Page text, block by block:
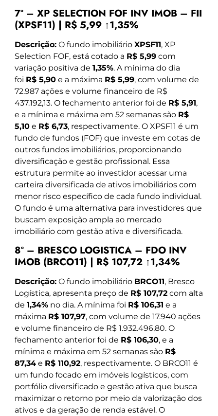
7º – XP SELECTION FOF INV IMOB – FII
(XPSF11) | R$ 5,99 ↑1,35%
Descrição: O fundo imobiliário XPSF11, XP
Selection FOF, está cotado a R$ 5,99 com
variação positiva de 1,35%. A mínima do dia
foi R$ 5,90 e a máxima R$ 5,99, com volume de
72.987 ações e volume financeiro de R$
437.192,13. O fechamento anterior foi de R$ 5,91,
e a mínima e máxima em 52 semanas são R$
5,10 e R$ 6,73, respectivamente. O XPSF11 é um
fundo de fundos (FOF) que investe em cotas de
outros fundos imobiliários, proporcionando
diversificação e gestão profissional. Essa
estrutura permite ao investidor acessar uma
carteira diversificada de ativos imobiliários com
menor risco específico de cada fundo individual.
O fundo é uma alternativa para investidores que
buscam exposição ampla ao mercado
imobiliário com gestão ativa e diversificada.
8º – BRESCO LOGISTICA – FDO INV
IMOB (BRCO11) | R$ 107,72 ↑1,34%
Descrição: O fundo imobiliário BRCO11, Bresco
Logística, apresenta preço de R$ 107,72 com alta
de 1,34% no dia. A mínima foi R$ 106,31 e a
máxima R$ 107,97, com volume de 17.940 ações
e volume financeiro de R$ 1.932.496,80. O
fechamento anterior foi de R$ 106,30, e a
mínima e máxima em 52 semanas são R$
87,34 e R$ 110,92, respectivamente. O BRCO11 é
um fundo focado em imóveis logísticos, com
portfólio diversificado e gestão ativa que busca
maximizar o retorno por meio da valorização dos
ativos e da geração de renda estável. O